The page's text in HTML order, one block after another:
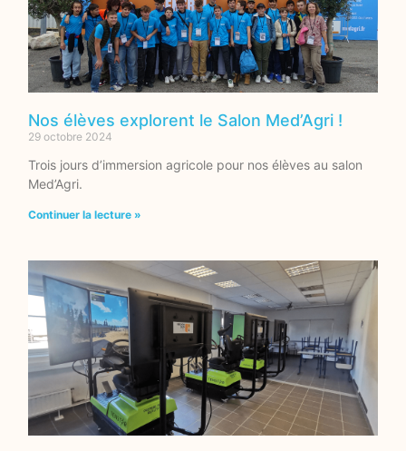
Nos élèves explorent le Salon Med’Agri !
29 octobre 2024
Trois jours d’immersion agricole pour nos élèves au salon
Med’Agri.
Continuer la lecture »